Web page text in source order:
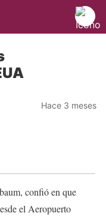
Hace 3 meses
confió en que
el Aeropuerto